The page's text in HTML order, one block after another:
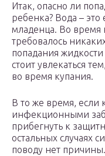
Итак, опасно ли
ребенка? Вода – это
младенца. Во время
требовалось
попадания
стоит увлекаться
во время купания.
В то же время, если
инфекционными
прибегнуть к
остальных случаях
поводу нет причины.